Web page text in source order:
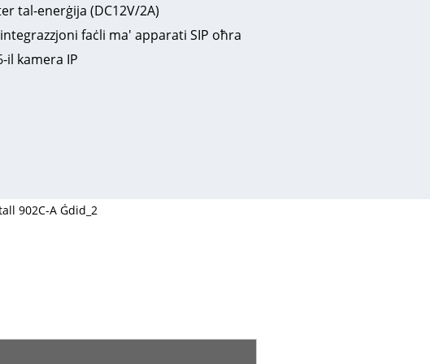
tal-enerġija (DC12V/2A)
faċli ma' apparati SIP oħra
il kamera IP